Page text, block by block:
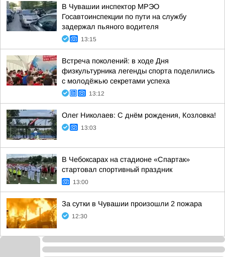
В Чувашии инспектор МРЭО
Госавтоинспекции по пути на службу
задержал пьяного водителя
13:15
Встреча поколений: в ходе Дня
физкультурника легенды спорта поделились
с молодёжью секретами успеха
13:12
Олег Николаев: С днём рождения, Козловка!
13:03
В Чебоксарах на стадионе «Спартак»
стартовал спортивный праздник
13:00
За сутки в Чувашии произошли 2 пожара
12:30